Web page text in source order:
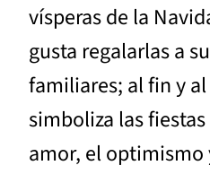
vísperas de la
gusta regalarlas a
familiares; al fin y
simboliza las
amor, el optimismo